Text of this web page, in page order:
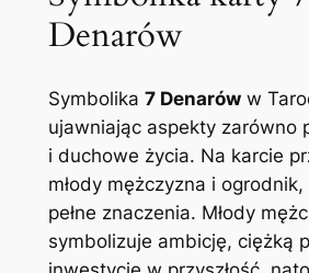
Denarów
Symbolika 7 Denaróww
ujawniając aspekty zarówno
i duchowe życia. Na karcie
młody mężczyzna i
pełne znaczenia. Młody
symbolizuje ambicję, ciężką